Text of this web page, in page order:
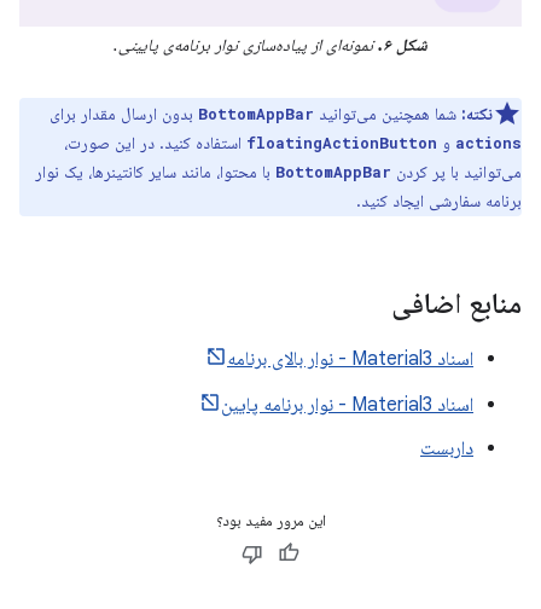
شکل ۶. نمونه‌ای از پیاده‌سازی نوار برنامه‌ی پایینی.
نکته: شما همچنین می‌توانید BottomAppBar بدون ارسال مقدار برای
actions و floatingActionButton استفاده کنید. در این صورت،
می‌توانید با پر کردن BottomAppBar با محتوا، مانند سایر کانتینرها، یک نوار
برنامه سفارشی ایجاد کنید.
منابع اضافی
اسناد Material3 - نوار بالای برنامه
اسناد Material3 - نوار برنامه پایین
داربست
این مرور مفید بود؟